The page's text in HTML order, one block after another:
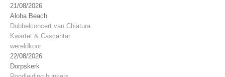
21/08/2026
Aloha Beach
Dubbelconcert van Chiatura
Kwartet & Cascantar
wereldkoor
22/08/2026
Dorpskerk